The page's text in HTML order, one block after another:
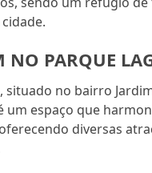
NO PARQUE
, situado no bairro
um espaço que
diversas